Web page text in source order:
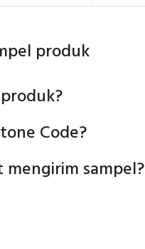
produk
Code?
sampel?